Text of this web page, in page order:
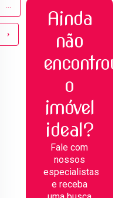
…
›
Ainda
não
encontrou
o
imóvel
ideal?
Fale com
nossos
especialistas
e receba